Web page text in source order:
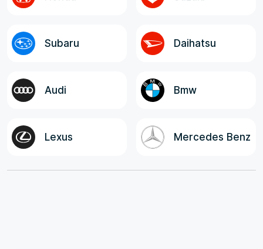
Subaru Daihatsu
Audi Bmw
Lexus Mercedes Benz